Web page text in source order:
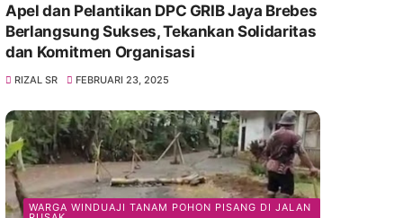
Apel dan Pelantikan DPC GRIB Jaya Brebes
Berlangsung Sukses, Tekankan Solidaritas
dan Komitmen Organisasi
RIZAL SR FEBRUARI 23, 2025
WARGA WINDUAJI TANAM POHON PISANG DI JALAN